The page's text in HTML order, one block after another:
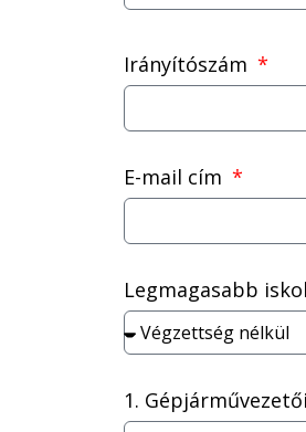
Irányítószám
E-mail cím
Legmagasabb
1.